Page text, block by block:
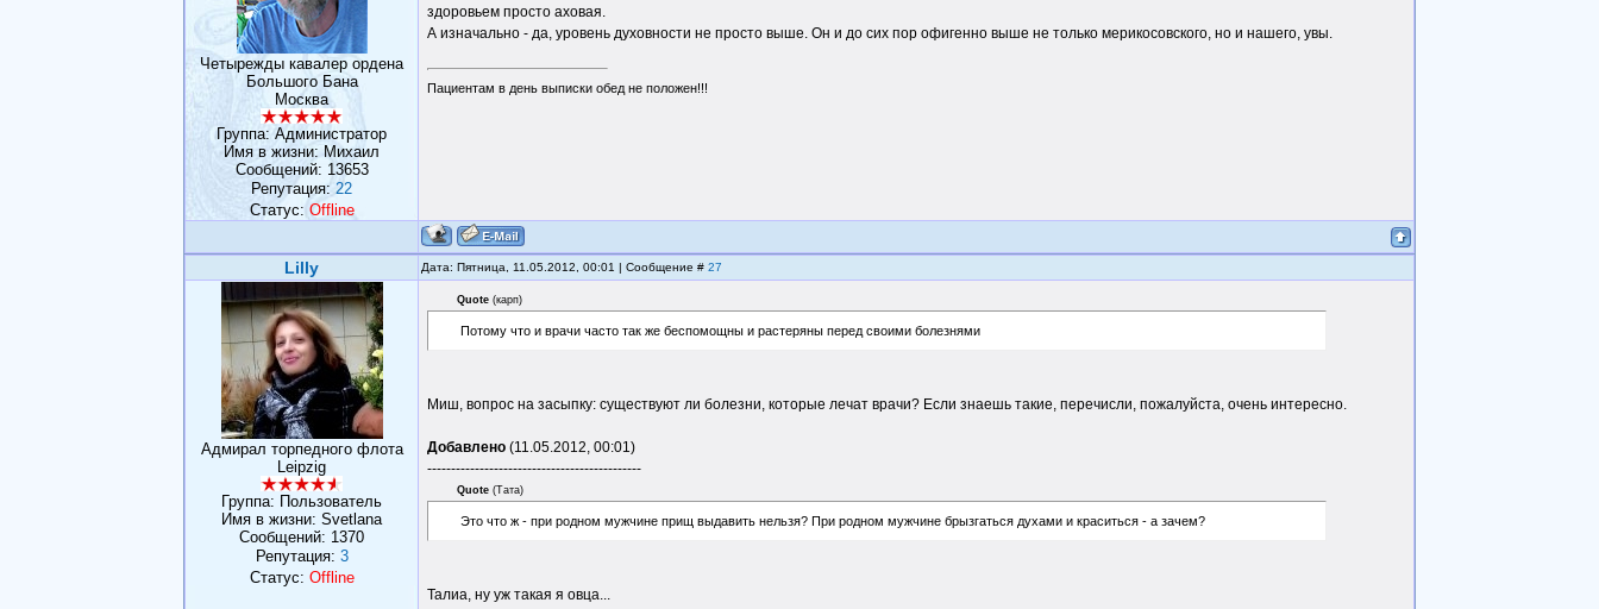
Четырежды кавалер ордена
Большого Бана
Москва
Группа: Администратор
Имя в жизни: Михаил
Сообщений: 13653
Репутация: 22
Статус: Offline
здоровьем просто аховая.
А изначально - да, уровень духовности не просто выше. Он и до сих пор офигенно выше не только мерикосовского, но и нашего, увы.
Пациентам в день выписки обед не положен!!!
Lilly Дата: Пятница, 11.05.2012, 00:01 | Сообщение # 27
Адмирал торпедного флота
Leipzig
Группа: Пользователь
Имя в жизни: Svetlana
Сообщений: 1370
Репутация: 3
Статус: Offline
Quote (карп)
Потому что и врачи часто так же беспомощны и растеряны перед своими болезнями
Миш, вопрос на засыпку: существуют ли болезни, которые лечат врачи? Если знаешь такие, перечисли, пожалуйста, очень интересно.
Добавлено (11.05.2012, 00:01)
---------------------------------------------
Quote (Тата)
Это что ж - при родном мужчине прищ выдавить нельзя? При родном мужчине брызгаться духами и краситься - а зачем?
Талиа, ну уж такая я овца...